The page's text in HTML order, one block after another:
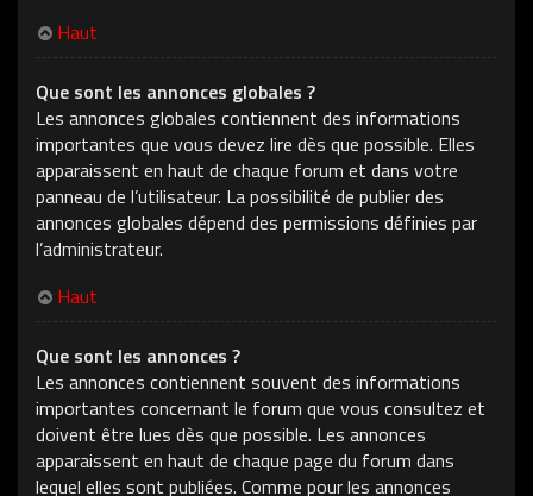
Haut
Que sont les annonces globales ?
Les annonces globales contiennent des informations
importantes que vous devez lire dès que possible. Elles
apparaissent en haut de chaque forum et dans votre
panneau de l’utilisateur. La possibilité de publier des
annonces globales dépend des permissions définies par
l’administrateur.
Haut
Que sont les annonces ?
Les annonces contiennent souvent des informations
importantes concernant le forum que vous consultez et
doivent être lues dès que possible. Les annonces
apparaissent en haut de chaque page du forum dans
lequel elles sont publiées. Comme pour les annonces